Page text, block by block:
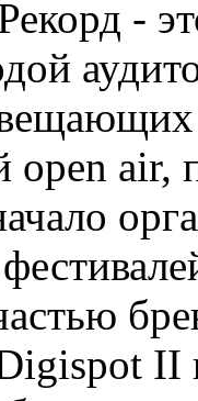
-
air,
II